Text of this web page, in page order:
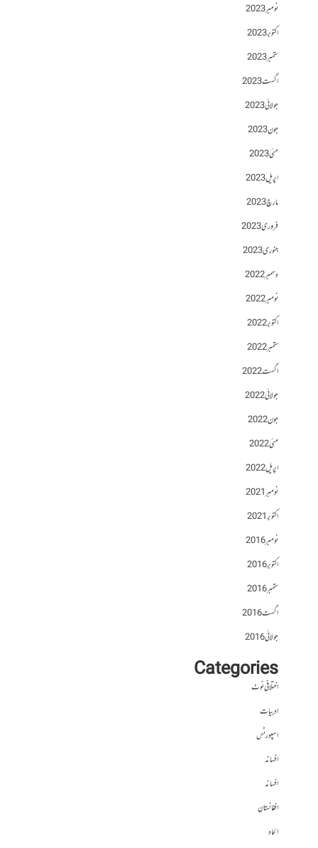
نومبر 2023
اکتوبر 2023
ستمبر 2023
اگست 2023
جولائی 2023
جون 2023
مئی 2023
اپریل 2023
مارچ 2023
فروری 2023
جنوری 2023
دسمبر 2022
نومبر 2022
اکتوبر 2022
ستمبر 2022
اگست 2022
جولائی 2022
جون 2022
مئی 2022
اپریل 2022
نومبر 2021
اکتوبر 2021
نومبر 2016
اکتوبر 2016
ستمبر 2016
اگست 2016
جولائی 2016
Categories
اختلافی نوٹ
ادبیات
اسپورٹس
افسانہ
افسانہ
افغانستان
الحاد